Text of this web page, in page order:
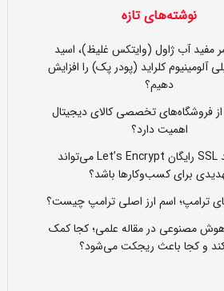
نوشته‌های تازه
مفید آب ژاول (وایتکس غلیظ)، اسید
آلومینیوم کلراید (پودر پک) را افزایش
دهیم؟
فروشگاه‌های تخصصی کالای دیجیتال
اهمیت دارد؟
چرا خرید SSL رایگان Let’s Encrypt می‌تواند
برای کسب‌وکارها باشد؟
ترامپ؛ اسم ارز اصلی ترامپ چیست؟
هوش مصنوعی در مقاله علمی؛ کجا کمک
و کجا باعث ریجکت می‌شود؟